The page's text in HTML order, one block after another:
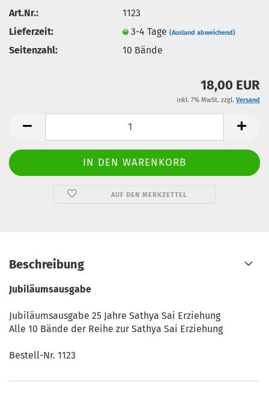
Art.Nr.:
1123
Lieferzeit:
3-4 Tage(Ausland abweichend)
Seitenzahl: 10 Bände
18,00 EUR
inkl. 7% MwSt. zzgl. Versand
AUF DEN MERKZETTEL
Beschreibung
Jubiläumsausgabe
Jubiläumsausgabe 25 Jahre Sathya Sai Erziehung
Alle 10 Bände der Reihe zur Sathya Sai Erziehung
Bestell-Nr. 1123